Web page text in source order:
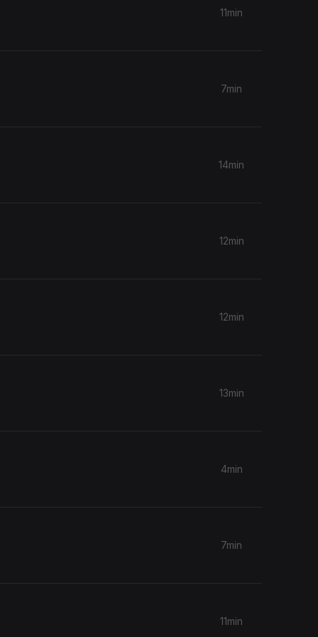
11min
7min
14min
12min
12min
13min
4min
7min
11min